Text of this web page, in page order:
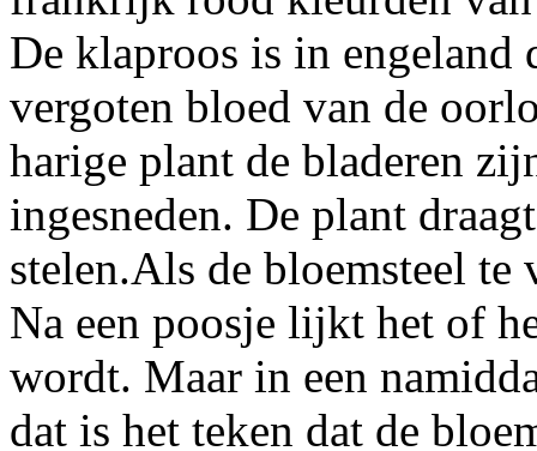
De klaproos is in engeland
vergoten bloed van de
harige plant de bladeren
ingesneden. De plant
stelen.Als de bloemsteel
Na een poosje lijkt het of
wordt. Maar in een
dat is het teken dat de